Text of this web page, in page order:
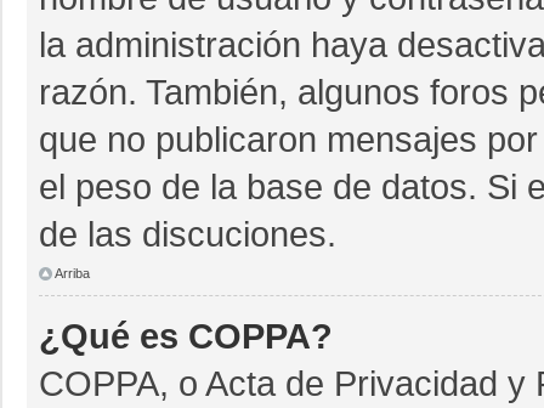
la administración haya
razón. También, algunos foros
que no publicaron mensajes
el peso de la base de datos. Si
de las discuciones.
Arriba
¿Qué es COPPA?
COPPA, o Acta de Privacidad